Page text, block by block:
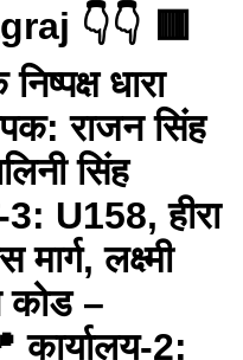
👇👇 🟥
धारा
राजन सिंह
सिंह
3: U158, हीरा
लक्ष्मी
कोड –
2: